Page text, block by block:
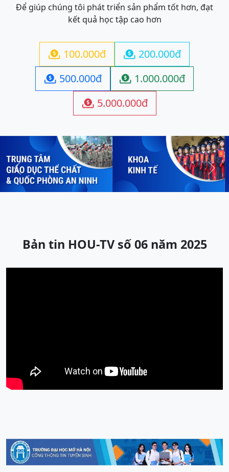
Để giúp chúng tôi phát triển sản phẩm tốt hơn, đạt
kết quả học tập cao hơn
 100.000đ  200.000đ
 500.000đ  1.000.000đ
 5.000.000đ
Previous Next
Bản tin HOU-TV số 06 năm 2025